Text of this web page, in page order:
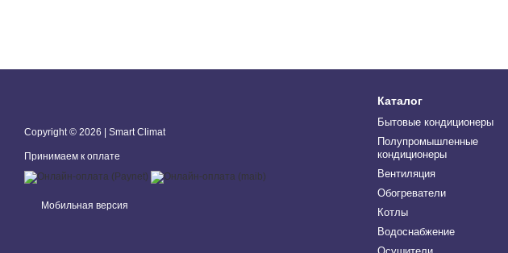
Copyright © 2026 | Smart Climat
Принимаем к оплате
Мобильная версия
Каталог
Бытовые кондиционеры
Полупромышленные
кондиционеры
Вентиляция
Обогреватели
Котлы
Водоснабжение